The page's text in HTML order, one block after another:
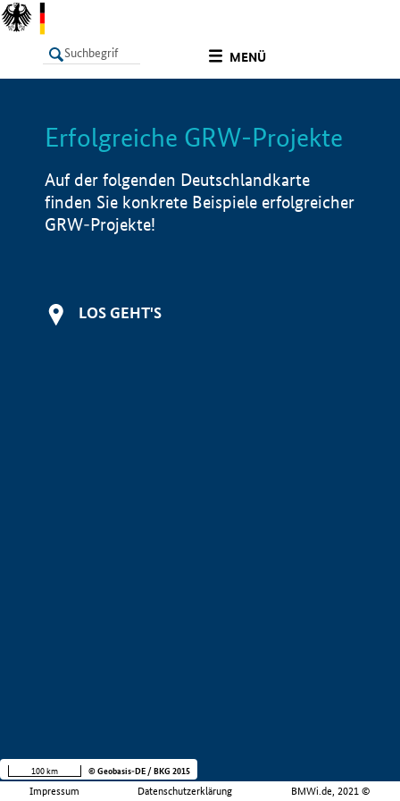
MENÜ
LISTE Info
Erfolgreiche GRW-Projekte
Auf der folgenden Deutschlandkarte
finden Sie konkrete Beispiele erfolgreicher
GRW-Projekte!
LOS GEHT'S
Impressum Datenschutzerklärung BMWi.de, 2021 ©
100 km © Geobasis-DE / BKG 2015